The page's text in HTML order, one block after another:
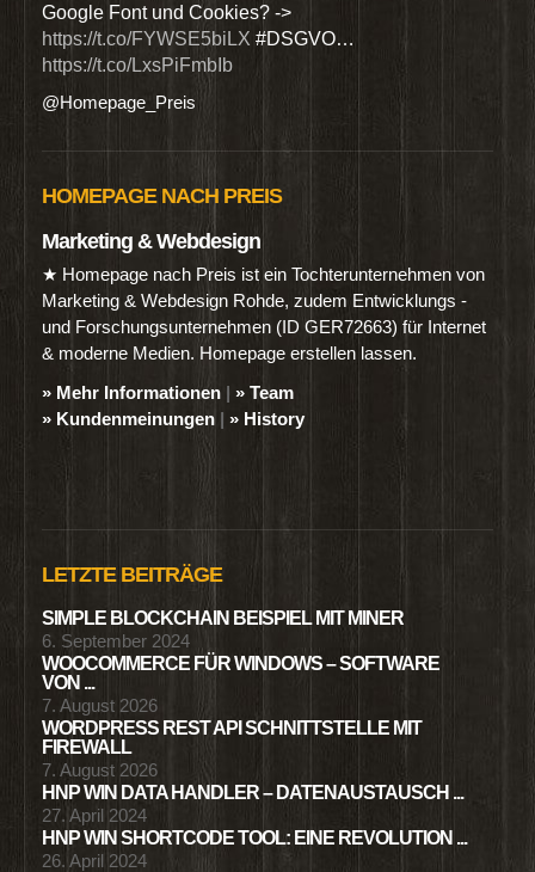
Google Font und Cookies? ->
https://t.co/FYWSE5biLX #DSGVO…
https://t.co/LxsPiFmbIb
@Homepage_Preis
HOMEPAGE NACH PREIS
Marketing & Webdesign
★ Homepage nach Preis ist ein Tochterunternehmen von
Marketing & Webdesign Rohde, zudem Entwicklungs -
und Forschungsunternehmen (ID GER72663) für Internet
& moderne Medien. Homepage erstellen lassen.
» Mehr Informationen | » Team
» Kundenmeinungen | » History
LETZTE BEITRÄGE
SIMPLE BLOCKCHAIN BEISPIEL MIT MINER
6. September 2024
WOOCOMMERCE FÜR WINDOWS – SOFTWARE
VON ...
7. August 2026
WORDPRESS REST API SCHNITTSTELLE MIT
FIREWALL
7. August 2026
HNP WIN DATA HANDLER – DATENAUSTAUSCH ...
27. April 2024
HNP WIN SHORTCODE TOOL: EINE REVOLUTION ...
26. April 2024